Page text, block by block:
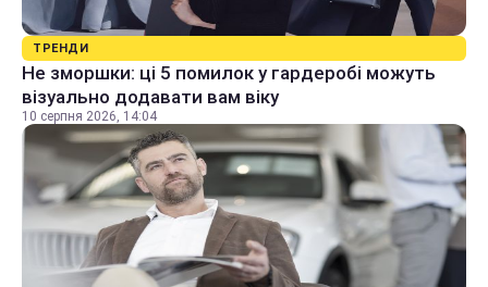
ТРЕНДИ
Не зморшки: ці 5 помилок у гардеробі можуть
візуально додавати вам віку
10 серпня 2026, 14:04